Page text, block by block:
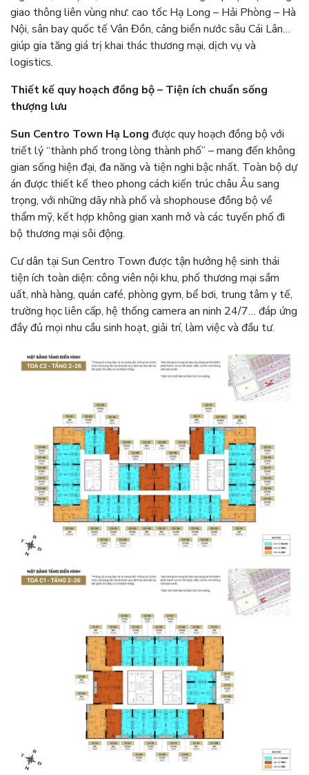
giao thông liên vùng như: cao tốc Hạ Long – Hải Phòng – Hà
Nội, sân bay quốc tế Vân Đồn, cảng biển nước sâu Cái Lân…
giúp gia tăng giá trị khai thác thương mại, dịch vụ và
logistics.
Thiết kế quy hoạch đồng bộ – Tiện ích chuẩn sống
thượng lưu
Sun Centro Town Hạ Long được quy hoạch đồng bộ với
triết lý “thành phố trong lòng thành phố” – mang đến không
gian sống hiện đại, đa năng và tiện nghi bậc nhất. Toàn bộ dự
án được thiết kế theo phong cách kiến trúc châu Âu sang
trọng, với những dãy nhà phố và shophouse đồng bộ về
thẩm mỹ, kết hợp không gian xanh mở và các tuyến phố đi
bộ thương mại sôi động.
Cư dân tại Sun Centro Town được tận hưởng hệ sinh thái
tiện ích toàn diện: công viên nội khu, phố thương mại sầm
uất, nhà hàng, quán café, phòng gym, bể bơi, trung tâm y tế,
trường học liên cấp, hệ thống camera an ninh 24/7… đáp ứng
đầy đủ mọi nhu cầu sinh hoạt, giải trí, làm việc và đầu tư.